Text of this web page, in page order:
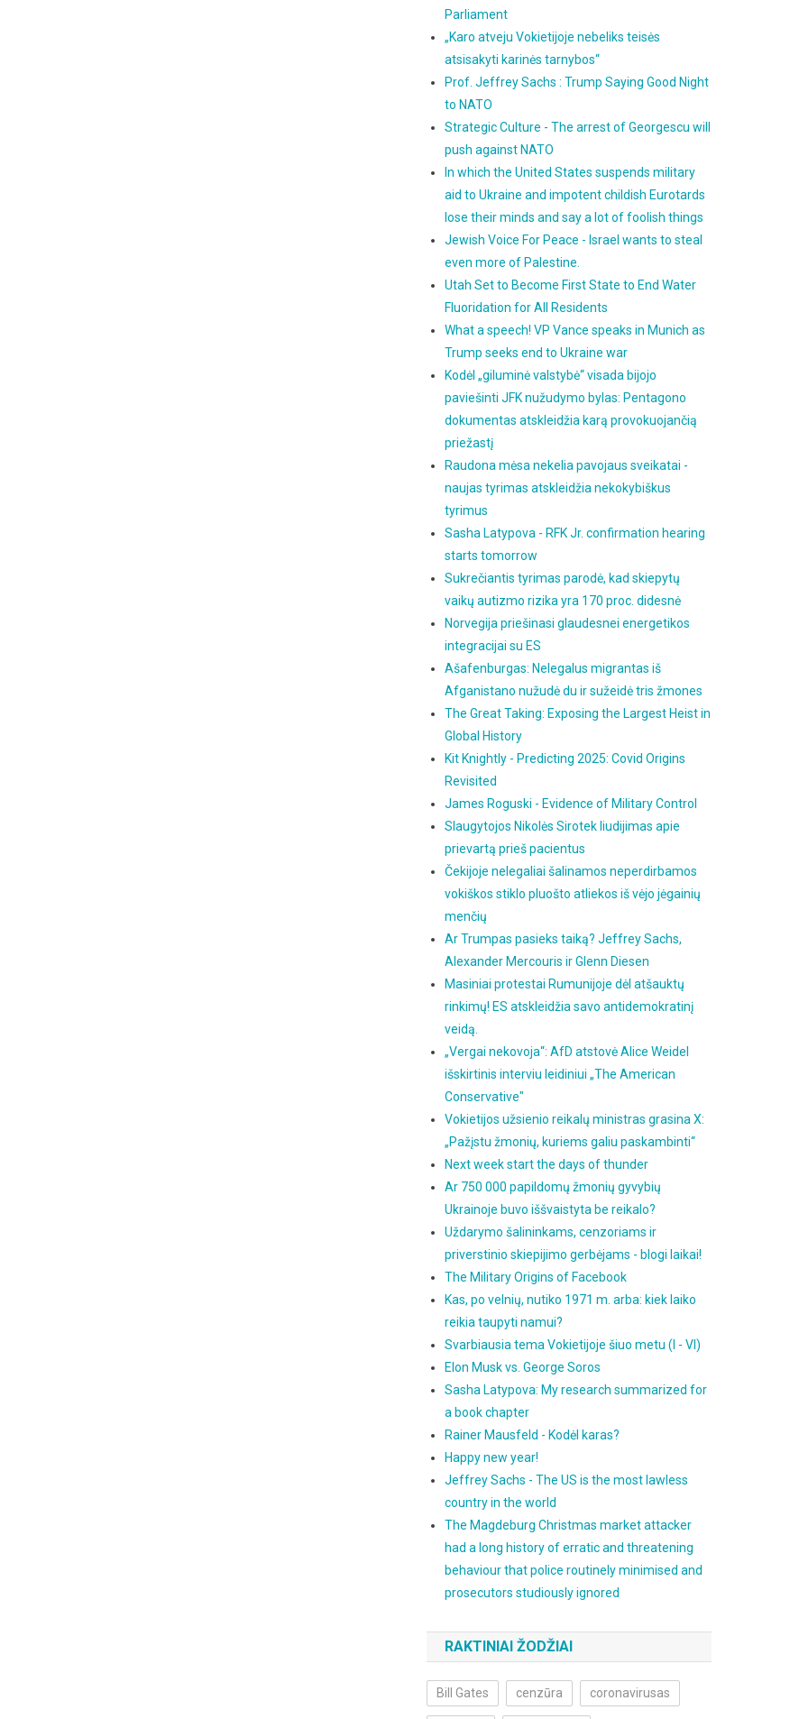
Parliament
„Karo atveju Vokietijoje nebeliks teisės
atsisakyti karinės tarnybos“
Prof. Jeffrey Sachs : Trump Saying Good Night
to NATO
Strategic Culture - The arrest of Georgescu will
push against NATO
In which the United States suspends military
aid to Ukraine and impotent childish Eurotards
lose their minds and say a lot of foolish things
Jewish Voice For Peace - Israel wants to steal
even more of Palestine.
Utah Set to Become First State to End Water
Fluoridation for All Residents
What a speech! VP Vance speaks in Munich as
Trump seeks end to Ukraine war
Kodėl „giluminė valstybė“ visada bijojo
paviešinti JFK nužudymo bylas: Pentagono
dokumentas atskleidžia karą provokuojančią
priežastį
Raudona mėsa nekelia pavojaus sveikatai -
naujas tyrimas atskleidžia nekokybiškus
tyrimus
Sasha Latypova - RFK Jr. confirmation hearing
starts tomorrow
Sukrečiantis tyrimas parodė, kad skiepytų
vaikų autizmo rizika yra 170 proc. didesnė
Norvegija priešinasi glaudesnei energetikos
integracijai su ES
Ašafenburgas: Nelegalus migrantas iš
Afganistano nužudė du ir sužeidė tris žmones
The Great Taking: Exposing the Largest Heist in
Global History
Kit Knightly - Predicting 2025: Covid Origins
Revisited
James Roguski - Evidence of Military Control
Slaugytojos Nikolės Sirotek liudijimas apie
prievartą prieš pacientus
Čekijoje nelegaliai šalinamos neperdirbamos
vokiškos stiklo pluošto atliekos iš vėjo jėgainių
menčių
Ar Trumpas pasieks taiką? Jeffrey Sachs,
Alexander Mercouris ir Glenn Diesen
Masiniai protestai Rumunijoje dėl atšauktų
rinkimų! ES atskleidžia savo antidemokratinį
veidą.
„Vergai nekovoja“: AfD atstovė Alice Weidel
išskirtinis interviu leidiniui „The American
Conservative"
Vokietijos užsienio reikalų ministras grasina X:
„Pažįstu žmonių, kuriems galiu paskambinti“
Next week start the days of thunder
Ar 750 000 papildomų žmonių gyvybių
Ukrainoje buvo iššvaistyta be reikalo?
Uždarymo šalininkams, cenzoriams ir
priverstinio skiepijimo gerbėjams - blogi laikai!
The Military Origins of Facebook
Kas, po velnių, nutiko 1971 m. arba: kiek laiko
reikia taupyti namui?
Svarbiausia tema Vokietijoje šiuo metu (I - VI)
Elon Musk vs. George Soros
Sasha Latypova: My research summarized for
a book chapter
Rainer Mausfeld - Kodėl karas?
Happy new year!
Jeffrey Sachs - The US is the most lawless
country in the world
The Magdeburg Christmas market attacker
had a long history of erratic and threatening
behaviour that police routinely minimised and
prosecutors studiously ignored
RAKTINIAI ŽODŽIAI
Bill Gates cenzūra coronavirusas